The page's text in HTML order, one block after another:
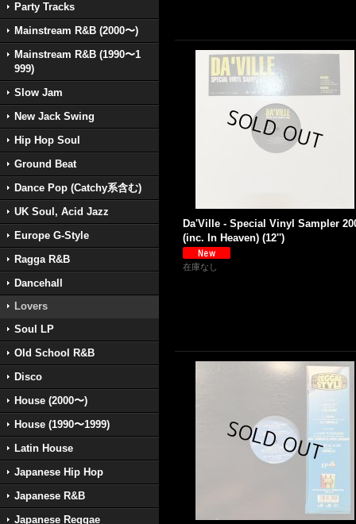
Party Tracks
Mainstream R&B (2000〜)
Mainstream R&B (1990〜1
999)
Slow Jam
New Jack Swing
Hip Hop Soul
Ground Beat
Dance Pop (Catchy系含む)
UK Soul, Acid Jazz
Europe G-Style
Ragga R&B
Dancehall
Lovers
Soul LP
Old School R&B
Disco
House (2000〜)
House (1990〜1999)
Latin House
Japanese Hip Hop
Japanese R&B
Japanese Reggae
Da'Ville - Special Vinyl Sampler
(inc. In Heaven) (12'')
在庫なし